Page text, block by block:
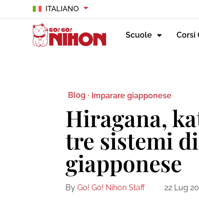
ITALIANO
Scuole Corsi
Blog · Imparare giapponese
Hiragana,
tre sistemi
giapponese
By Go! Go! Nihon Staff 22 Lug